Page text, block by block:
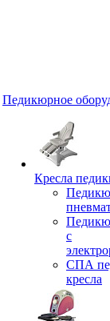
Педикюрное
Кресла
с
СПА
кресла